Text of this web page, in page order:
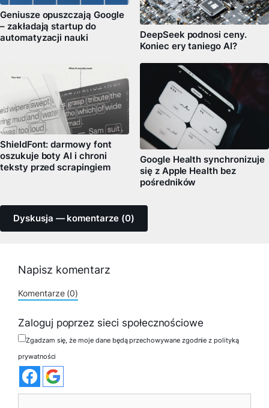
Geniusze opuszczają Google
– zakładają startup do
automatyzacji nauki
DeepSeek podnosi ceny.
Koniec ery taniego AI?
ShieldFont: darmowy font
oszukuje boty AI i chroni
teksty przed scrapingiem
Google Health synchronizuje
się z Apple Health bez
pośredników
Dyskusja — komentarze (0)
Napisz komentarz
Komentarze (0)
Zaloguj poprzez sieci społecznościowe
Zgadzam się, że moje dane będą przechowywane zgodnie z polityką
prywatności